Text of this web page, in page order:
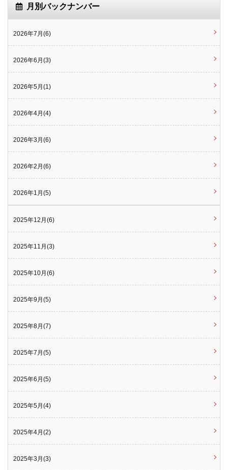
月別バックナンバー
2026年7月(6)
2026年6月(3)
2026年5月(1)
2026年4月(4)
2026年3月(6)
2026年2月(6)
2026年1月(5)
2025年12月(6)
2025年11月(3)
2025年10月(6)
2025年9月(5)
2025年8月(7)
2025年7月(5)
2025年6月(5)
2025年5月(4)
2025年4月(2)
2025年3月(3)